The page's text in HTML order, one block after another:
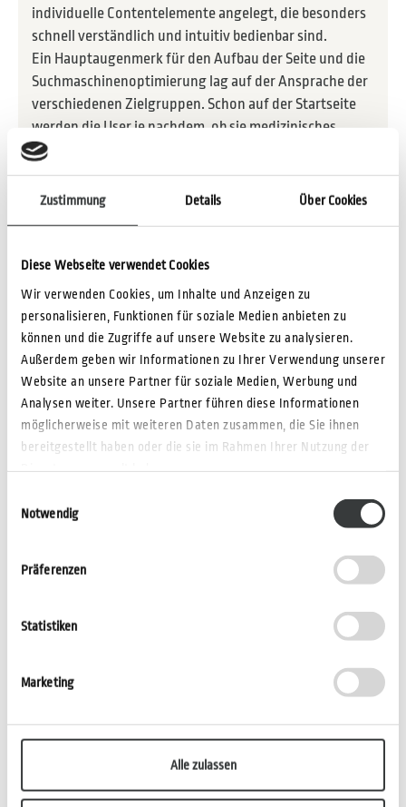
Zustimmung Details Über Cookies
Diese Webseite verwendet Cookies
Wir verwenden Cookies, um Inhalte und Anzeigen zu
personalisieren, Funktionen für soziale Medien anbieten zu
können und die Zugriffe auf unsere Website zu analysieren.
Außerdem geben wir Informationen zu Ihrer Verwendung unserer
Website an unsere Partner für soziale Medien, Werbung und
Analysen weiter. Unsere Partner führen diese Informationen
möglicherweise mit weiteren Daten zusammen, die Sie ihnen
bereitgestellt haben oder die sie im Rahmen Ihrer Nutzung der
Dienste gesammelt haben.
Notwendig
Präferenzen
Statistiken
Marketing
Alle zulassen
individuelle Contentelemente angelegt, die besonders
schnell verständlich und intuitiv bedienbar sind.
Ein Hauptaugenmerk für den Aufbau der Seite und die
Suchmaschinenoptimierung lag auf der Ansprache der
verschiedenen Zielgruppen. Schon auf der Startseite
werden die User je nachdem, ob sie medizinisches
Fachpersonal oder Patienten sind, entsprechend
abgeholt. Die Website wurde mit einer CMS-Schulung
für die Mitarbeiter übergeben und das nächste Projekt,
Diamed